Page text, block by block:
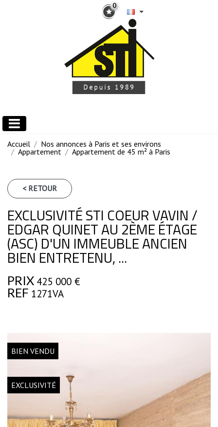
0
Accueil
Nos annonces à Paris et ses environs
Appartement
Appartement de 45 m² à Paris
< RETOUR
EXCLUSIVITÉ STI COEUR VAVIN /
EDGAR QUINET AU 2ÈME ÉTAGE
(ASC) D'UN IMMEUBLE ANCIEN
BIEN ENTRETENU, ...
PRIX 425 000 €
REF 1271VA
BIEN VENDU
EXCLUSIVITÉ